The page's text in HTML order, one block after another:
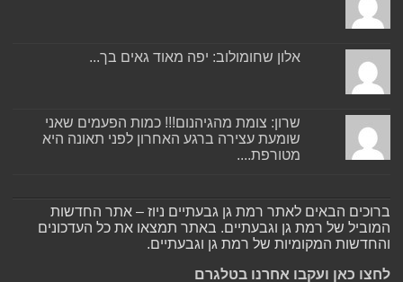
אלון שחומולוב: יפה מאוד גאים בך...
שרון: צומת מהגיהנום!!! כמות הפעמים שאני
שומעת עצירה ברגע האחרון לפני תאונה היא
מטורפת....
ברוכים הבאים לאתר רמת גן גבעתיים ניוז – אתר החדשות
המוביל של רמת גן וגבעתיים. באתר תמצאו את כל העדכונים
והחדשות המקומיות של רמת גן וגבעתיים.
לחצו כאן ועקבו אחרנו בטלגרם